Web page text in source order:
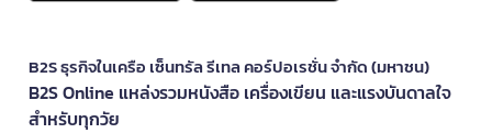
B2S ธุรกิจในเครือ เซ็นทรัล รีเทล คอร์ปอเรชั่น จำกัด (มหาชน)
B2S Online แหล่งรวมหนังสือ เครื่องเขียน และแรงบันดาลใจ
สำหรับทุกวัย